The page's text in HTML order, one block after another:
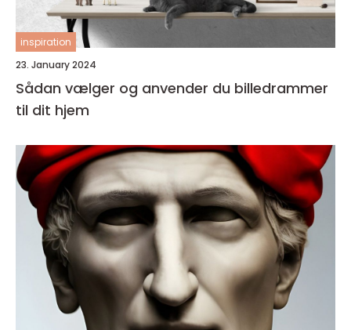
inspiration
23. January 2024
Sådan vælger og anvender du billedrammer
til dit hjem